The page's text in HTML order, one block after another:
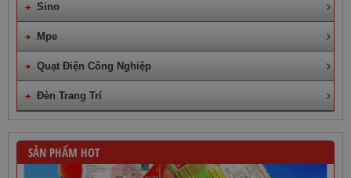
Sino
Mpe
Quạt Điện Công Nghiệp
Đèn Trang Trí
SẢN PHẨM HOT